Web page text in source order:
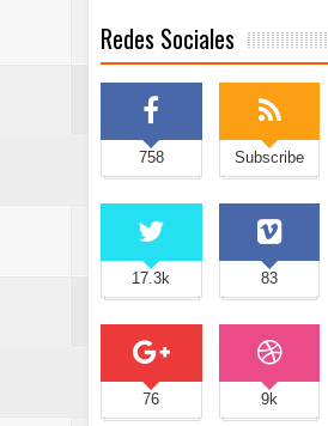
Redes Sociales
758 Subscribe
17.3k 83
76 9k